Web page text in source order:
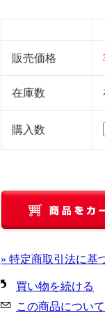
販売価格
在庫数
購入数
» 特定商取引法に基
買い物を続ける
この商品につい